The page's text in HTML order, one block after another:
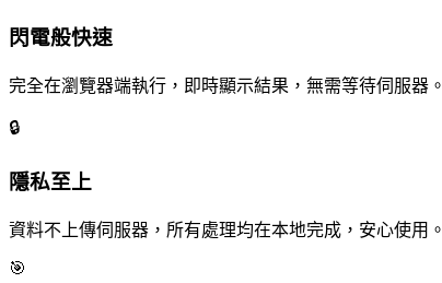
閃電般快速
完全在瀏覽器端執行，即時顯示結果，無需等待伺服器。
🔒
隱私至上
資料不上傳伺服器，所有處理均在本地完成，安心使用。
🎯